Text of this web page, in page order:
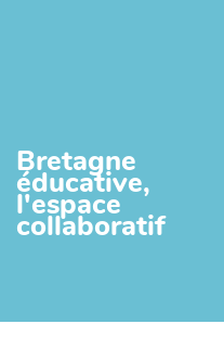
Bretagne
éducative,
l'espace
collaboratif